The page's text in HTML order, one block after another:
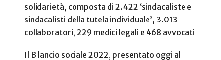
solidarietà, composta di 2.422 ‘sindacaliste e
sindacalisti della tutela individuale’, 3.013
collaboratori, 229 medici legali e 468 avvocati
Il Bilancio sociale 2022, presentato oggi al